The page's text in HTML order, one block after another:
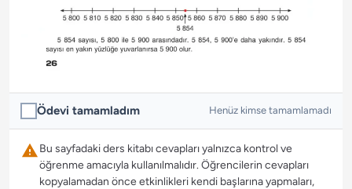
Ödevi tamamladım Henüz kimse tamamlamadı
Bu sayfadaki ders kitabı cevapları yalnızca kontrol ve
öğrenme amacıyla kullanılmalıdır. Öğrencilerin cevapları
kopyalamadan önce etkinlikleri kendi başlarına yapmaları,